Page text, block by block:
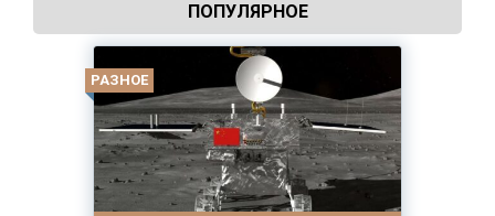
ПОПУЛЯРНОЕ
РАЗНОЕ